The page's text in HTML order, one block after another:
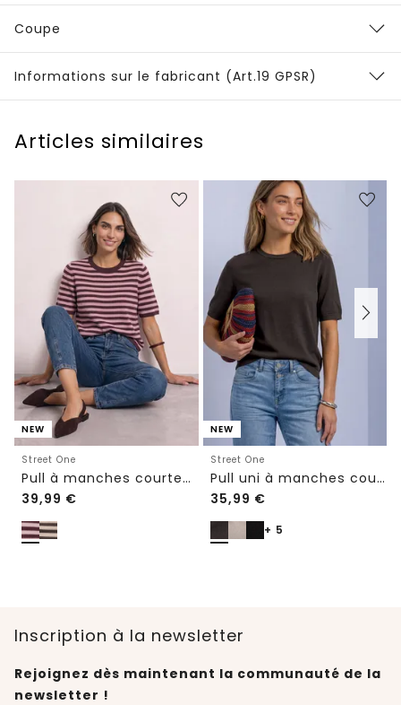
Coupe
Informations sur le fabricant (Art.19 GPSR)
Articles similaires
NEW
Street One
Pull à manches courtes à col rond et à rayures
39,99 €
NEW
Street One
Pull uni à manches courtes et col rond
35,99 €
+ 5
Inscription à la newsletter
Rejoignez dès maintenant la communauté de la
newsletter !